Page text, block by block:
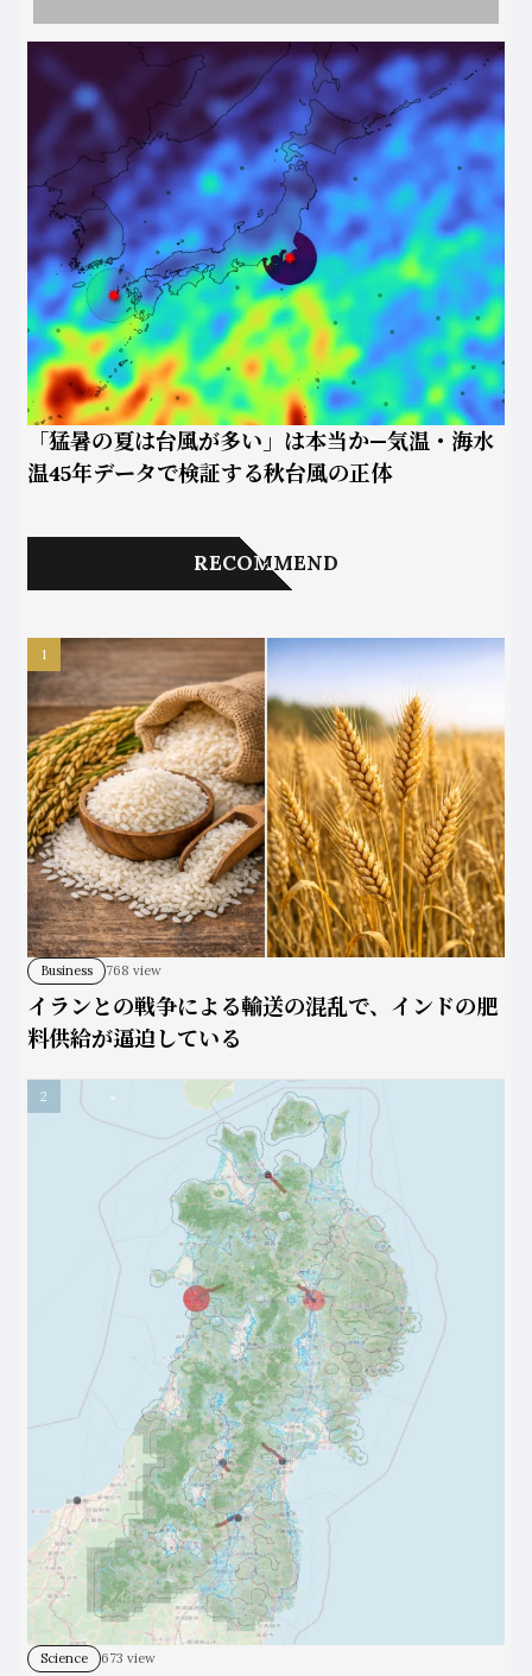
「猛暑の夏は台風が多い」は本当か—気温・海水
温45年データで検証する秋台風の正体
RECOMMEND
Business 768 view
イランとの戦争による輸送の混乱で、インドの肥
料供給が逼迫している
Science 673 view